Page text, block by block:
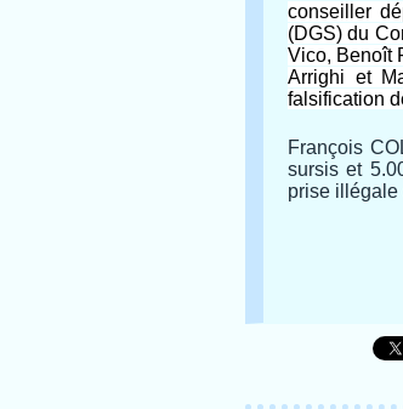
conseiller
(DGS) du
Vico, Benoît
Arrighi et
falsification
François
sursis et
prise illégale